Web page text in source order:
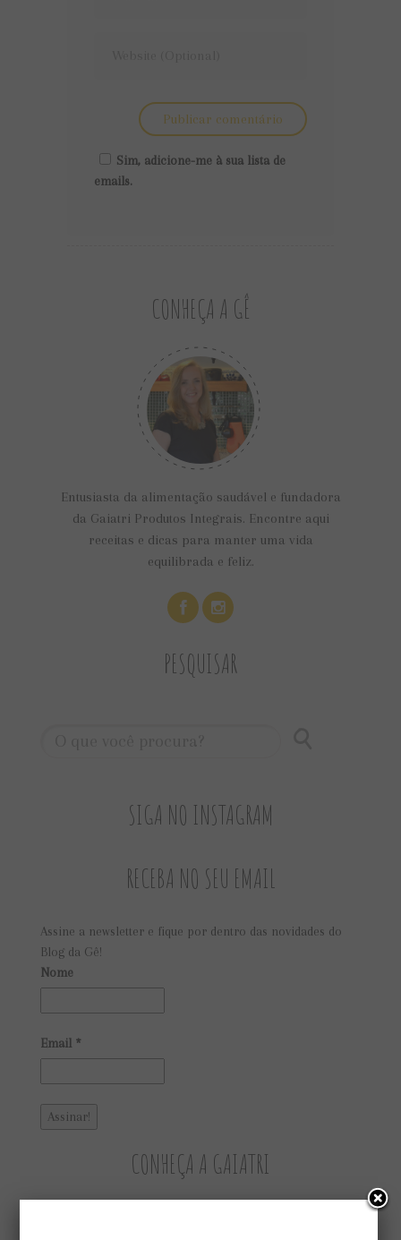
Sim, adicione-me à sua lista de
emails.
CONHEÇA A GÊ
Entusiasta da alimentação saudável e fundadora
da Gaiatri Produtos Integrais. Encontre aqui
receitas e dicas para manter uma vida
equilibrada e feliz.
PESQUISAR
SIGA NO INSTAGRAM
RECEBA NO SEU EMAIL
Assine a newsletter e fique por dentro das novidades do
Blog da Gê!
Nome
Email *
CONHEÇA A GAIATRI